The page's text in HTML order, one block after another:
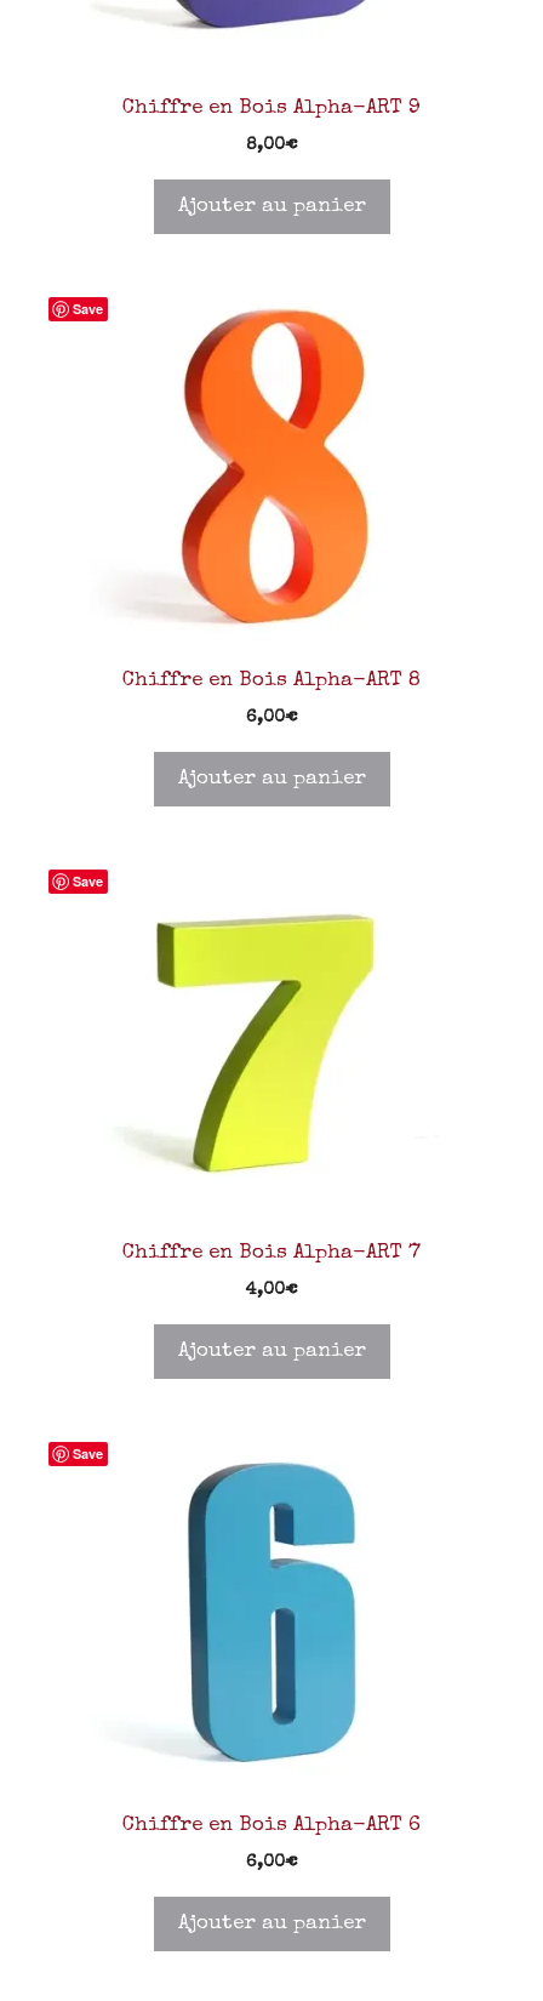
Chiffre en Bois Alpha-ART 9
8,00€
Ajouter au panier
Save
Chiffre en Bois Alpha-ART 8
6,00€
Ajouter au panier
Save
Chiffre en Bois Alpha-ART 7
4,00€
Ajouter au panier
Save
Chiffre en Bois Alpha-ART 6
6,00€
Ajouter au panier